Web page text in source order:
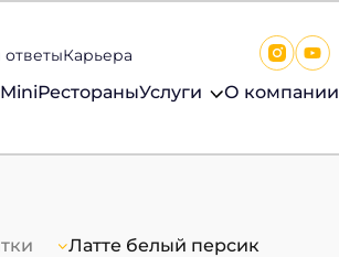
Карьера
MiniРестораныУслуги О компании
Латте белый персик